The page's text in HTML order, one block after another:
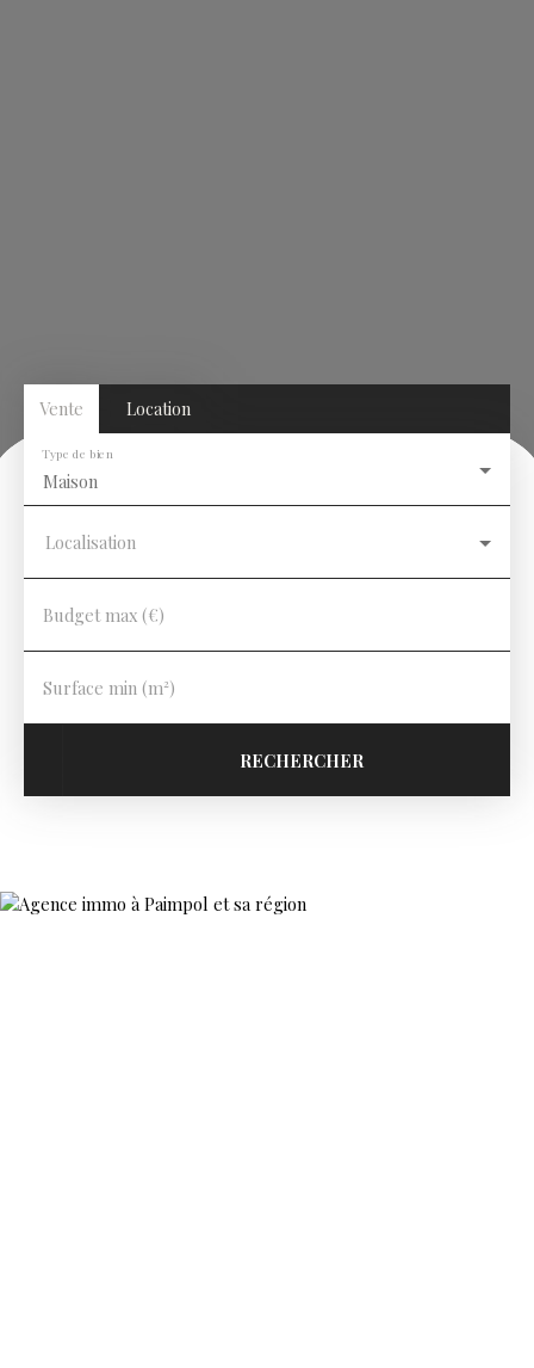
Vente Location
Maison
Type de bien
Localisation
Budget max (€)
Surface min (m²)
RECHERCHER